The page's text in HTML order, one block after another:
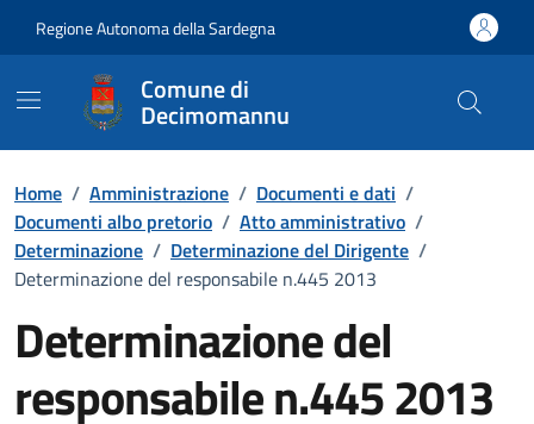
Regione Autonoma della Sardegna
Comune di
Decimomannu
Home / Amministrazione / Documenti e dati /
Documenti albo pretorio / Atto amministrativo /
Determinazione / Determinazione del Dirigente /
Determinazione del responsabile n.445 2013
Determinazione del
responsabile n.445 2013